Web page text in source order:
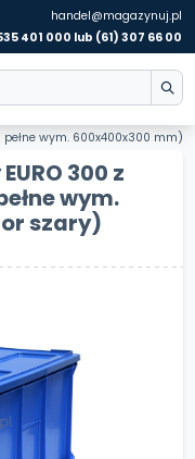
handel@magazynuj.pl
401 000 lub (61) 307 66 00
wym. 600x400x300 mm)
300 z
wym.
szary)